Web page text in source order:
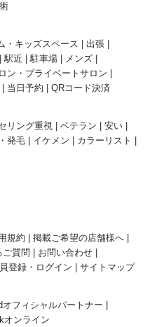
・キッズスペース
出張
駅近 駐車場
メンズ
ン・プライベートサロン
当日予約 QRコード決済
リング重視 ベテラン
安い
発毛 イケメン
カラーリスト
規約
掲載ご希望の店舗様へ
ご質問
お問い合わせ
登録・ログイン サイトマップ
オフィシャルパートナー
オンライン